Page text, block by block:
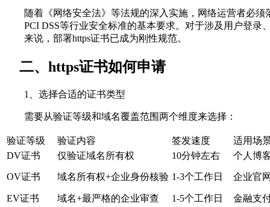
随着《网络安全法》等法规的深入实施，网络运营者必
PCI DSS等行业安全标准的基本要求。对于涉及用户登录
来说，部署https证书已成为刚性规范。
二、https证书如何申请
1、选择合适的证书类型
需要从验证等级和域名覆盖范围两个维度来选择：
验证等级 验证内容 签发速度
适用场
DV证书
仅验证域名所有权 10分钟左右 个人博
OV证书 域名所有权+企业身份核验 1-3个工作日 企业官
EV证书 域名+最严格的企业审查 1-5个工作日 金融支